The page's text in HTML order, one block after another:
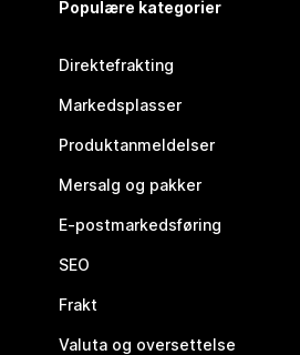
Populære kategorier
Direktefrakting
Markedsplasser
Produktanmeldelser
Mersalg og pakker
E-postmarkedsføring
SEO
Frakt
Valuta og oversettelse